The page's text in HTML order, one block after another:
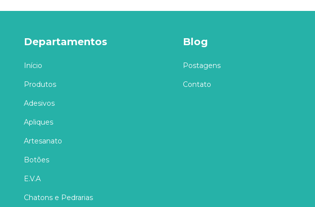
Departamentos
Início
Produtos
Adesivos
Apliques
Artesanato
Botões
E.V.A
Chatons e Pedrarias
Blog
Postagens
Contato